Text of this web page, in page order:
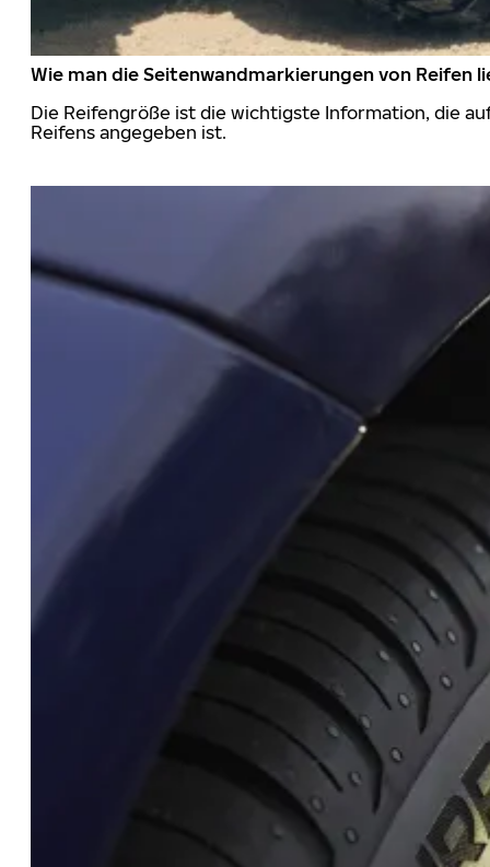
Wie man die Seitenwandmarkierungen von Reifen
Die Reifengröße ist die wichtigste Information, die
Reifens angegeben ist.